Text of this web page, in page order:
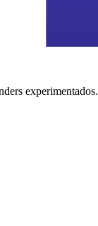
experimentados.